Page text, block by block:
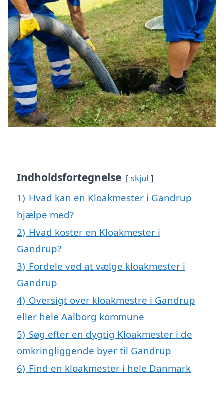
Indholdsfortegnelse skjul
1) Hvad kan en Kloakmester i Gandrup
hjælpe med?
2) Hvad koster en Kloakmester i
Gandrup?
3) Fordele ved at vælge kloakmester i
Gandrup
4) Oversigt over kloakmestre i Gandrup
eller hele Aalborg kommune
5) Søg efter en dygtig Kloakmester i de
omkringliggende byer til Gandrup
6) Find en kloakmester i hele Danmark